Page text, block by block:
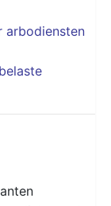
arbodiensten